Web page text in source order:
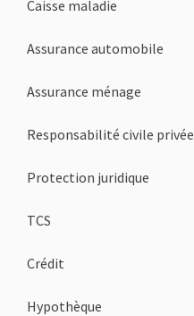
Caisse maladie
Assurance automobile
Assurance ménage
Responsabilité civile privée
Protection juridique
TCS
Crédit
Hypothèque